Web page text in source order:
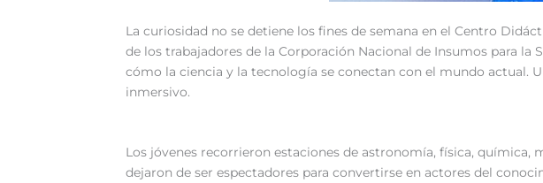
‎La curiosidad no se detiene los fines de semana en el Centro
de los trabajadores de la Corporación Nacional de Insumos para
cómo la ciencia y la tecnología se conectan con el mundo actual.
inmersivo.
‎Los jóvenes recorrieron estaciones de astronomía, física,
dejaron de ser espectadores para convertirse en actores del